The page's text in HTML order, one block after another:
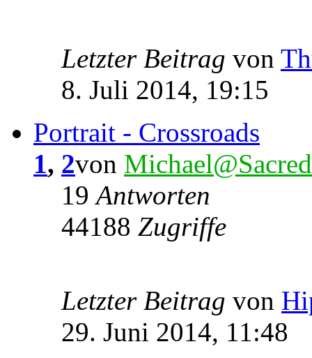
Letzter Beitrag von
8. Juli 2014, 19:15
Portrait - Crossroads
1, 2von
19Antworten
44188 Zugriffe
Letzter Beitrag von
29. Juni 2014, 11:48